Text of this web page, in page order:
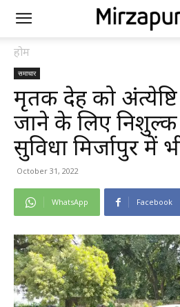
होम
समाचार
मृतक देह को
जाने के लिए निशुल्क
सुविधा मिर्जापुर में
October 31, 2022
WhatsApp Facebook